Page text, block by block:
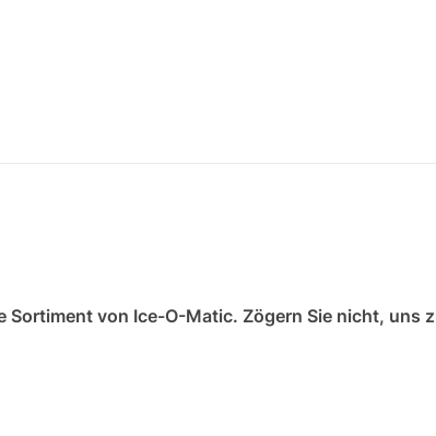
von Ice-O-Matic. Zögern Sie nicht, uns